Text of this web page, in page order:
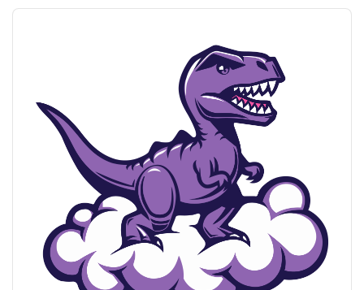
hAudio